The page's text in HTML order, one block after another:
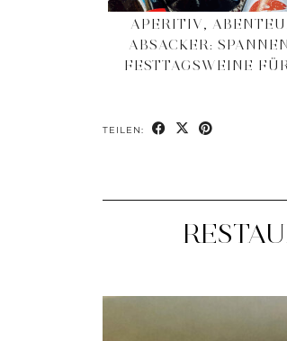
APERITIV,
ABSACKER:
FESTTAGSWEINE
TEILEN: